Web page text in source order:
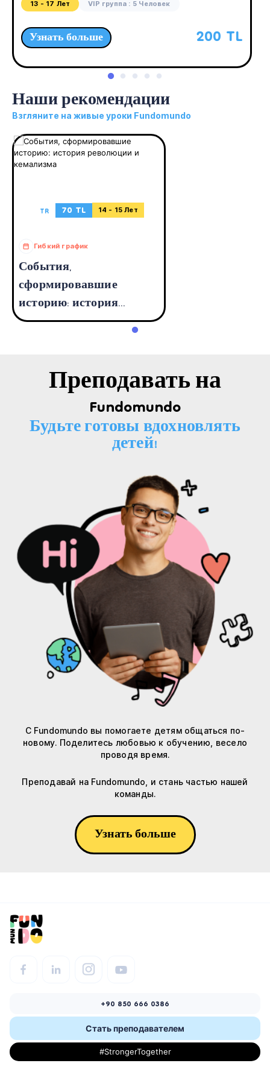
13 - 17 Лет VIP группа : 5 Человек
Узнать больше 200 TL
Наши рекомендации
Взгляните на живые уроки Fundomundo
TR 70 TL 14 - 15 Лет
Гибкий график
События,
сформировавшие
историю: история
революции и кемализма
Преподавать на
Fundomundo
Будьте готовы вдохновлять
детей!
С Fundomundo вы помогаете детям общаться по-
новому. Поделитесь любовью к обучению, весело
проводя время.
Преподавай на Fundomundo, и стань частью нашей
команды.
Узнать больше
+90 850 666 0386
Стать преподавателем
#StrongerTogether